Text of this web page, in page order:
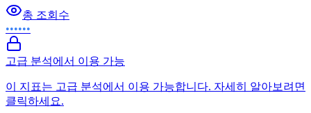
총 조회수
••••••
고급 분석에서 이용 가능
이 지표는 고급 분석에서 이용 가능합니다. 자세히 알아보려면
클릭하세요.